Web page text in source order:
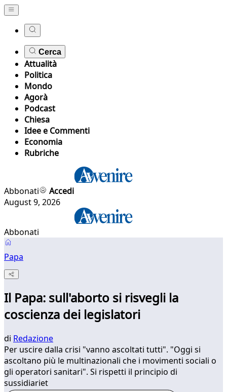
Cerca
Attualità
Politica
Mondo
Agorà
Podcast
Chiesa
Idee e Commenti
Economia
Rubriche
Abbonati
Accedi
August 9, 2026
Abbonati
Papa
Il Papa: sull'aborto si risvegli la
coscienza dei legislatori
di Redazione
Per uscire dalla crisi "vanno ascoltati tutti". "Oggi si
ascoltano più le multinazionali che i movimenti sociali o
gli operatori sanitari". Si rispetti il principio di
sussidiariet